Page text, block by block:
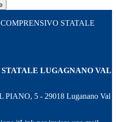
STATALE
LUGAGNANO VAL
5 - 29018 Luganano Val